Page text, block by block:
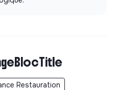
Restauration